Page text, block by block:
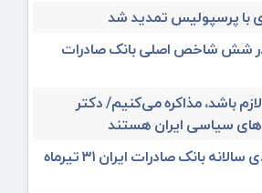
با پرسپولیس تمدید شد
شش شاخص اصلی بانک صادرات
باشد، مذاکره می‌کنیم/ دکتر
سیاسی ایران هستند
مجمع عمومی عادی سالانه بانک صادرات ایران ۳۱ تیرماه